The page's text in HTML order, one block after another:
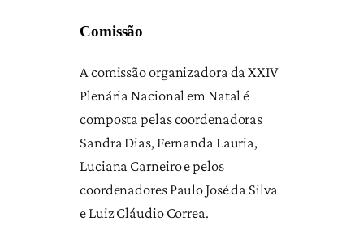
Comissão
A comissão organizadora da XXIV
Plenária Nacional em Natal é
composta pelas coordenadoras
Sandra Dias, Fernanda Lauria,
Luciana Carneiro e pelos
coordenadores Paulo José da Silva
e Luiz Cláudio Correa.